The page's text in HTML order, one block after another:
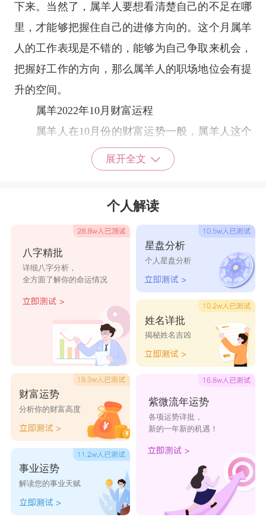
下来。当然了，属羊人要想看清楚自己的不足在哪
里，才能够把握住自己的进修方向的。这个月属羊
人的工作表现是不错的，能够为自己争取来机会，
把握好工作的方向，那么属羊人的职场地位会有提
升的空间。
属羊2022年10月财富运程
属羊人在10月份的财富运势一般，属羊人这个
月的收入是没有多少的变化的，只要不乱花钱就可
以了，收入要增加需要时间，属羊人还在不断的提
时候甚至是有下降的可能性，不过属羊人不要太着
急。属羊人就平常心的对待经济状况就好了，虽然
离发财是有距离的，但是至少生活也算是安稳的。
属羊2022年10月健康运程
属羊人在2022年10月份的健康运势下降，这个
月属羊人会因为要忙而忽略了对身体的照顾，这是
非常不应该的事情了，属羊人有体力透支的感觉。
属羊人这个月在时间的分配上是要注意的，虽然忙
碌的事情有很多，但是属羊人要注意时间的把握，
该休息的时候也是要好好的休息的，不要透支自己
的身体健康。属羊人这个月记得按时吃饭，这是很
重要的。
展开全文
个人解读
八字精批
详细八字分析，
全方面了解你的命运情况
财富运势
分析你的财富高度
事业运势
解读您的事业天赋
星盘分析
个人星盘分析
姓名详批
揭秘姓名吉凶
紫微流年运势
各项运势详批，
新的一年新的机遇！